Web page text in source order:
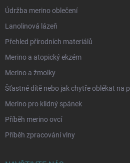
Údržba merino oblečení
Lanolinová lázeň
Přehled přírodních materiálů
Merino a atopický ekzém
Merino a žmolky
Šťastné dítě nebo jak chytře oblékat na
Merino pro klidný spánek
Příběh merino ovcí
Příběh zpracování vlny